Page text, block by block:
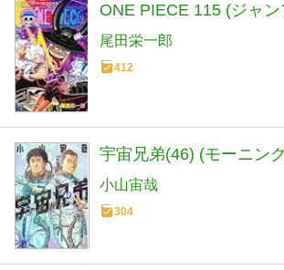
ONE PIECE 115 (ジャ
尾田栄一郎
412
宇宙兄弟(46) (モーニン
小山宙哉
304